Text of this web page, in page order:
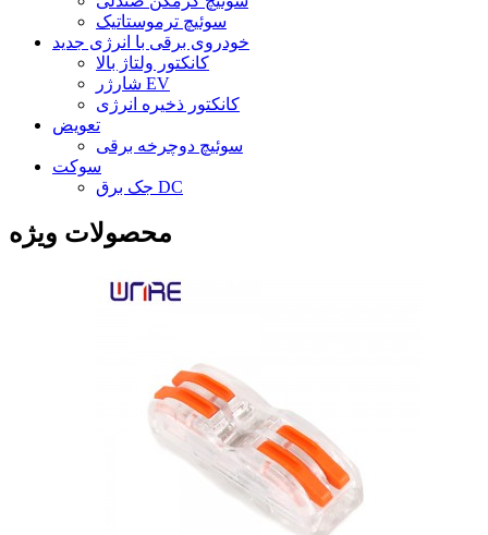
سوئیچ ترموستاتیک
خودروی برقی با انرژی جدید
کانکتور ولتاژ بالا
شارژر EV
کانکتور ذخیره انرژی
تعویض
سوئیچ دوچرخه برقی
سوکت
جک برق DC
محصولات ویژه